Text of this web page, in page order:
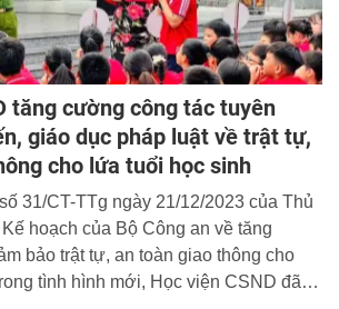
tăng cường công tác tuyên
giáo dục pháp luật về trật tự,
cho lứa tuổi học sinh
31/CT-TTg ngày 21/12/2023 của Thủ
hoạch của Bộ Công an về tăng
bảo trật tự, an toàn giao thông cho
tình hình mới, Học viện CSND đã tổ